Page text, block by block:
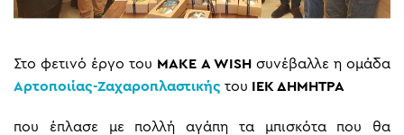
Στο φετινό έργο του MAKE A WISHσυνέβαλλε η ομάδα
Αρτοποιίας-Ζαχαροπλαστικής του ΙΕΚ ΔΗΜΗΤΡΑ
που έπλασε με πολλή αγάπη τα μπισκότα που θα